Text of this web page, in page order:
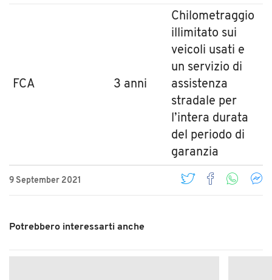
FCA 3 anni
Chilometraggio
illimitato sui
veicoli usati e
un servizio di
assistenza
stradale per
l’intera durata
del periodo di
garanzia
9 September 2021
Potrebbero interessarti anche